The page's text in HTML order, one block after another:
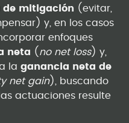
de mitigación (evitar,
y, en los casos
enfoques
neta ( no net loss) y,
laganancia neta de
net gain), buscando
actuaciones resulte